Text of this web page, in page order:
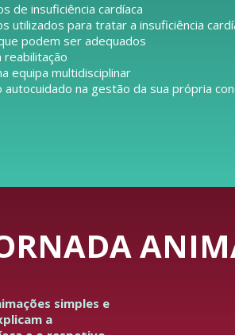
de insuficiência cardíaca
utilizados para tratar a insuficiência
podem ser adequados
reabilitação
equipa multidisciplinar
autocuidado na gestão da sua própria
simples e
a